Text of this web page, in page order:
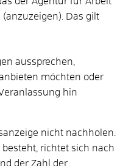
Das gilt
aussprechen,
möchten oder
hin
nicht nachholen.
richtet sich nach
der Zahl der